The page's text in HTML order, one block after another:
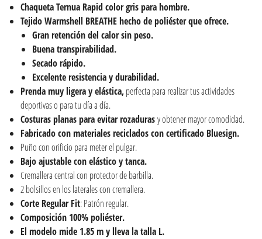
ChaquetaTernua Rapid color gris para hombre.
Tejido Warmshell BREATHE hecho de poliéster que ofrece.
Gran retención del calor sin peso.
Buena transpirabilidad.
Secado rápido.
Excelente resistencia y durabilidad.
Prenda muy ligera y elástica,perfecta para realizar tus actividades
deportivas o para tu día a día.
Costuras planas para evitar rozadurasy obtener mayor comodidad.
Fabricado con materiales reciclados con certificado Bluesign.
Puño con orificio para meter el pulgar.
Bajo ajustable con elástico y tanca.
Cremallera central con protector de barbilla.
2 bolsillos en los laterales con cremallera.
Corte Regular Fit: Patrón regular.
Composición 100% poliéster.
El modelo mide 1.85 m y lleva la talla L.